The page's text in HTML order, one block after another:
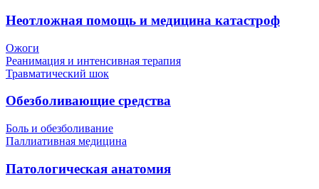
Неотложная помощь и медицина катастроф
Ожоги
Реанимация и интенсивная терапия
Травматический шок
Обезболивающие средства
Боль и обезболивание
Паллиативная медицина
Патологическая анатомия